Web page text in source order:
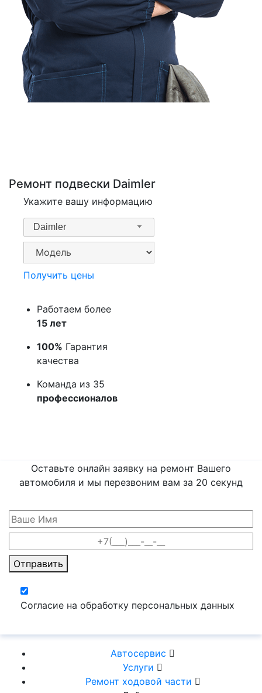
Ремонт подвески Daimler
Укажите вашу информацию
Daimler
Получить цены
Работаем более
15 лет
100% Гарантия
качества
Команда из 35
профессионалов
Оставьте онлайн заявку на ремонт Вашего
автомобиля и мы перезвоним вам за 20 секунд
Отправить
Согласие на обработку персональных данных
Автосервис
Услуги
Ремонт ходовой части